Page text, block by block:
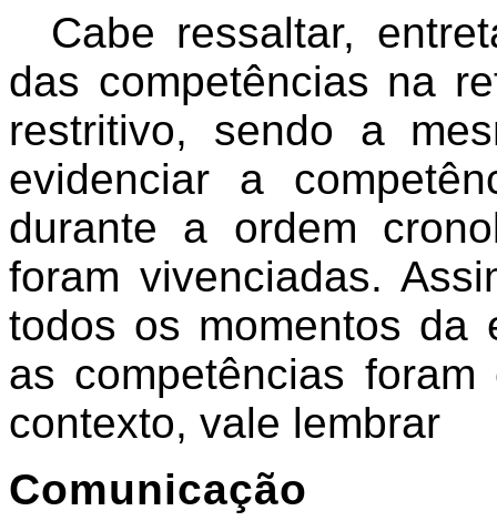
Cabe ressaltar,
das competências na
restritivo, sendo a
evidenciar a
durante a ordem
foram vivenciadas.
todos os momentos da
as competências
contexto, vale lembrar
Comunicação